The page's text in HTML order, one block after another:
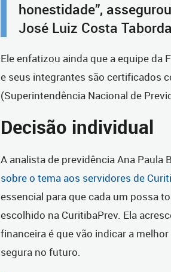
honestidade”,
José Luiz Costa
Ele enfatizou ainda que a equipe da
e seus integrantes são certificados
(Superintendência Nacional de
Decisão individual
A analista de previdência Ana Paula
sobre o tema aos servidores de
essencial para que cada um possa
escolhido na CuritibaPrev. Ela
financeira é que vão indicar a
segura no futuro.